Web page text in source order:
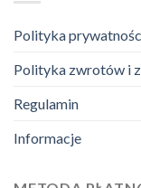
Polityka
Polityka zwrotów i
Regulamin
Informacje